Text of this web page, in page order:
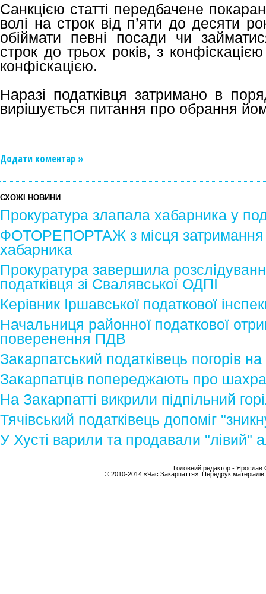
Санкцією статті передбачене
волі на строк від п’яти до десяти
обіймати певні посади чи
строк до трьох років, з
конфіскацією.
Наразі податківця затримано в
вирішується питання про обрання
Додати коментар »
СХОЖІ НОВИНИ
Прокуратура злапала хабарника у
ФОТОРЕПОРТАЖ з місця затримання
хабарника
Прокуратура завершила
податківця зі Свалявської ОДПІ
Керівник Іршавської податкової
Начальниця районної податкової
поверенення ПДВ
Закарпатський податківець погорів на
Закарпатців попереджають про
На Закарпатті викрили підпільний
Тячівський податківець допоміг
У Хусті варили та продавали "лівий"
Головний редактор - Ярослав
© 2010-2014 «Час Закарпаття». Передрук